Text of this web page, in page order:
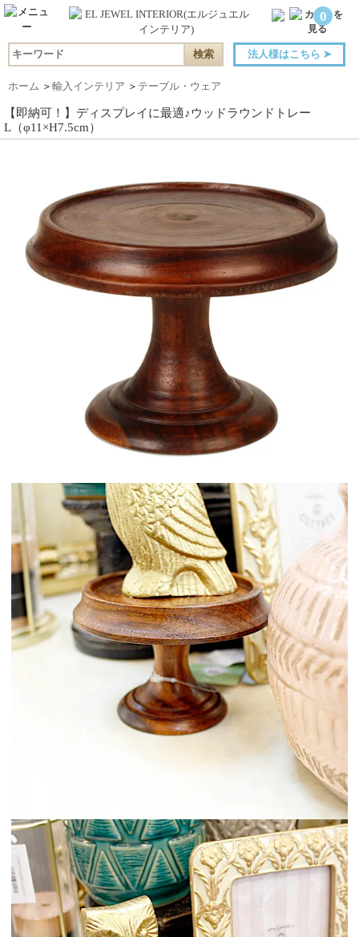
0
法人様はこちら ➤
ホーム ＞ 輸入インテリア ＞ テーブル・ウェア
【即納可！】ディスプレイに最適♪ウッドラウンドトレー
L（φ11×H7.5cm）